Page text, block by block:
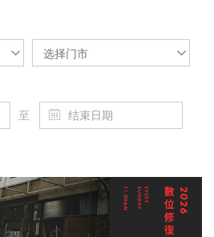
选择门市
至